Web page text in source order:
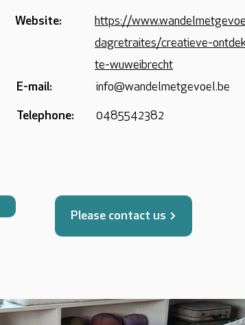
Website:
https://
dagretraites/creatieve-
te-wuweibrecht
E-mail:
info@wandelmetgevoel.be
Telephone: 0485542382
Please contact us